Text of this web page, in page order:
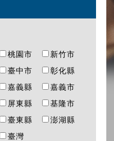
桃園市
新竹市
臺中市
彰化縣
嘉義縣
嘉義市
屏東縣
基隆市
臺東縣
澎湖縣
臺灣